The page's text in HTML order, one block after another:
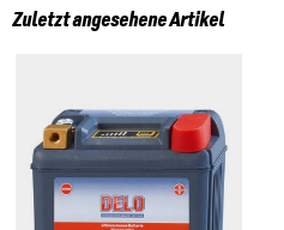
Zuletzt angesehene Artikel